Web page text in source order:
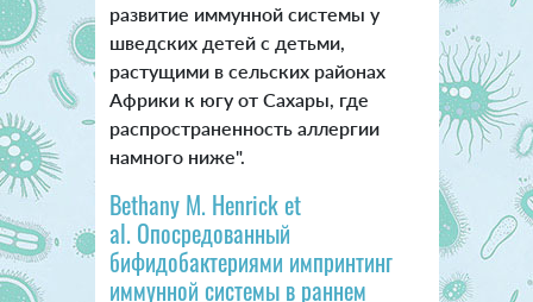
развитие иммунной системы у
шведских детей с детьми,
растущими в сельских районах
Африки к югу от Сахары, где
распространенность аллергии
намного ниже".
Bethany M. Henrick et
al. Опосредованный
бифидобактериями импринтинг
иммунной системы в раннем